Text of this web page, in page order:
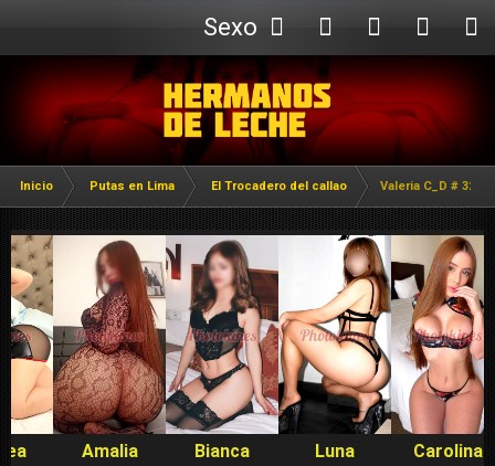
Sexo
Webcam
Inicio Putas en Lima El Trocadero del callao Valeria C_D # 32 /